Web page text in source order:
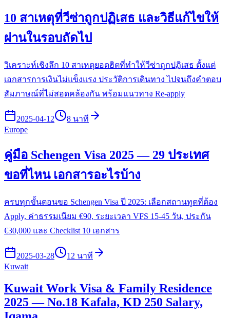
10 สาเหตุที่วีซ่าถูกปฏิเสธ และวิธีแก้ไขให้
ผ่านในรอบถัดไป
วิเคราะห์เชิงลึก 10 สาเหตุยอดฮิตที่ทำให้วีซ่าถูกปฏิเสธ ตั้งแต่
เอกสารการเงินไม่แข็งแรง ประวัติการเดินทาง ไปจนถึงคำตอบ
สัมภาษณ์ที่ไม่สอดคล้องกัน พร้อมแนวทาง Re-apply
2025-04-12
8 นาที
Europe
คู่มือ Schengen Visa 2025 — 29 ประเทศ
ขอที่ไหน เอกสารอะไรบ้าง
ครบทุกขั้นตอนขอ Schengen Visa ปี 2025: เลือกสถานทูตที่ต้อง
Apply, ค่าธรรมเนียม €90, ระยะเวลา VFS 15-45 วัน, ประกัน
€30,000 และ Checklist 10 เอกสาร
2025-03-28
12 นาที
Kuwait
Kuwait Work Visa & Family Residence
2025 — No.18 Kafala, KD 250 Salary,